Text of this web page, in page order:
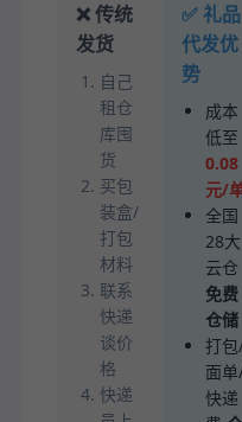
❌ 传统
发货
自己
租仓
库囤
货
买包
装盒/
打包
材料
联系
快递
谈价
格
快递
✅ 礼品
代发优
势
成本
低至
0.08
元/
全国
28大
云仓
免费
仓储
打
面
快递